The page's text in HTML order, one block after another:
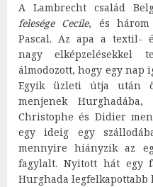
A Lambrecht család
felesége Cecile, és három
Pascal. Az apa a textil-
nagy
álmodozott, hogy egy nap
Egyik üzleti útja után
menjenek Hurghadába,
Christophe és Didier
egy ideig egy
mennyire hiányzik az
fagylalt. Nyitott hát egy
Hurghada legfelkapottabb